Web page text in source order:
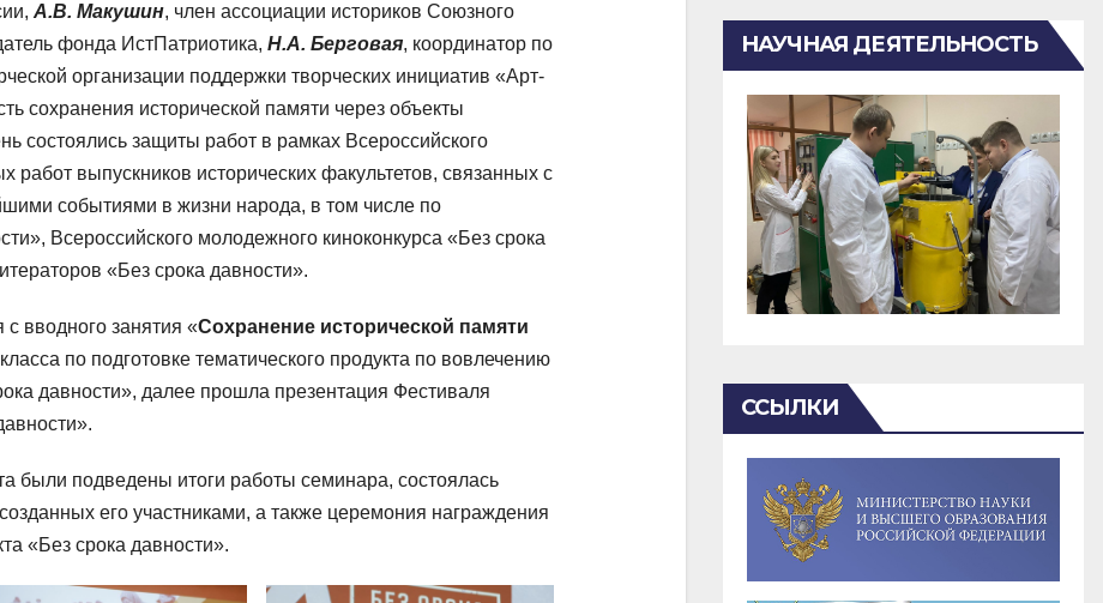
А.В. Макушин, член ассоциации историков Союзного
фонда ИстПатриотика, Н.А. Берговая, координатор по
организации поддержки творческих инициатив «Арт-
сохранения исторической памяти через объекты
состоялись защиты работ в рамках Всероссийского
работ выпускников исторических факультетов, связанных с
событиями в жизни народа, в том числе по
Всероссийского молодежного киноконкурса «Без срока
«Без срока давности».
вводного занятия «Сохранение исторической памяти
по подготовке тематического продукта по вовлечению
давности», далее прошла презентация Фестиваля
были подведены итоги работы семинара, состоялась
его участниками, а также церемония награждения
«Без срока давности».
НАУЧНАЯ ДЕЯТЕЛЬНОСТЬ
ССЫЛКИ